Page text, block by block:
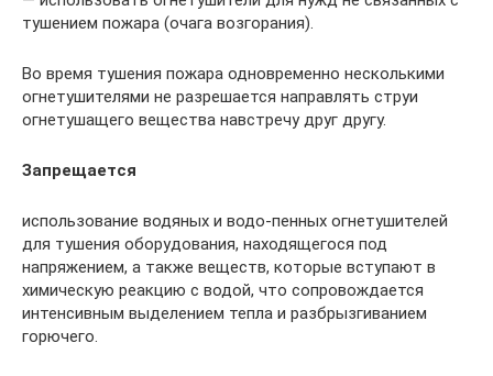
тушением пожара (очага возгорания).
Во время тушения пожара одновременно несколькими
огнетушителями не разрешается направлять струи
огнетушащего вещества навстречу друг другу.
Запрещается
использование водяных и водо-пенных огнетушителей
для тушения оборудования, находящегося под
напряжением, а также веществ, которые вступают в
химическую реакцию с водой, что сопровождается
интенсивным выделением тепла и разбрызгиванием
горючего.